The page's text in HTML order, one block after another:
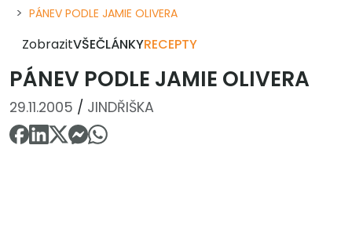
PÁNEV PODLE JAMIE OLIVERA
ZobrazitVŠEČLÁNKYRECEPTY
PÁNEV PODLE JAMIE OLIVERA
29.11.2005 / JINDŘIŠKA